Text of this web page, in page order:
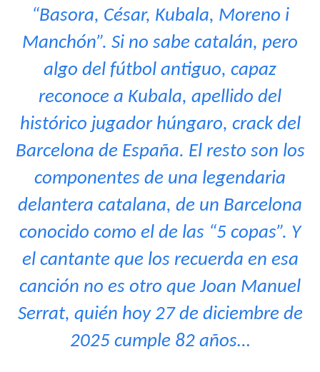
“Basora, César, Kubala, Moreno i
Manchón”. Si no sabe catalán, pero
algo del fútbol antiguo, capaz
reconoce a Kubala, apellido del
histórico jugador húngaro, crack del
Barcelona de España. El resto son los
componentes de una legendaria
delantera catalana, de un Barcelona
conocido como el de las “5 copas”. Y
el cantante que los recuerda en esa
canción no es otro que Joan Manuel
Serrat, quién hoy 27 de diciembre de
2025 cumple 82 años…